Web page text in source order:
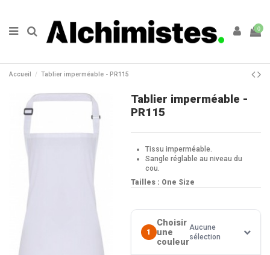
0
Accueil Tablier imperméable - PR115
Tablier imperméable -
PR115
Tissu imperméable.
Sangle réglable au niveau du
cou.
Tailles : One Size
1
Choisir
une
couleur
Aucune
sélection